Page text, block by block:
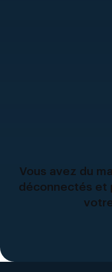
Vous avez du
déconnectés et